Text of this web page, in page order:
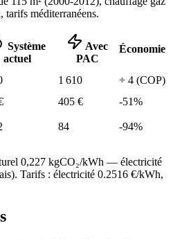
tarifs méditerranéens.
Système
actuel
Avec
PAC
Économie
1 610 ÷ 4 (COP)
405 € -51%
84 -94%
0,227 kgCO₂/kWh — électricité
Tarifs : électricité 0.2516 €/kWh,